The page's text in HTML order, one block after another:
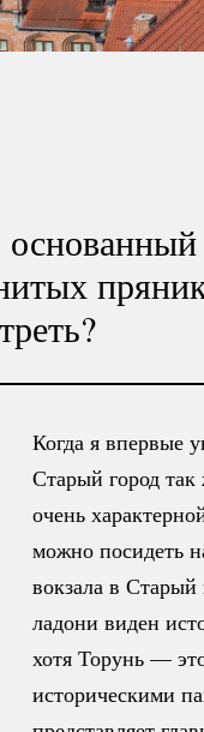
Когда я впервые
Старый город так
очень
можно посидеть
вокзала в Старый
ладони виден
хотя Торунь —
историческими